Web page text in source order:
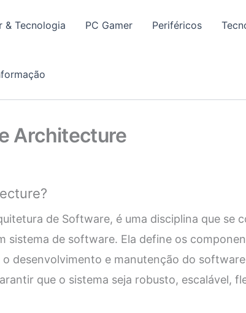
& Tecnologia PC Gamer Periféricos
Architecture
de Software, é uma disciplina que se
sistema de software. Ela define os
desenvolvimento e manutenção do
que o sistema seja robusto, escalável,